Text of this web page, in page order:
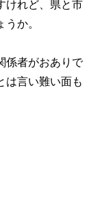
けれど、県と市
か。
係者がおありで
は言い難い面も